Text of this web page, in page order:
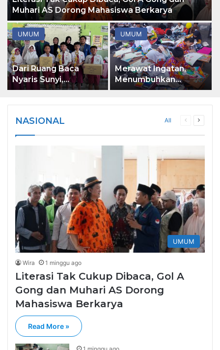
Muhari AS Dorong Mahasiswa Berkarya
UMUM
Dari Ruang Baca
Nyaris Sunyi,
Mahasiswa ITS
Bulang
UMUM
Merawat Ingatan,
Menumbuhkan
Kreativitas: Catatan
NASIONAL All
Previous
UMUM
Wira 1 minggu ago
Literasi Tak Cukup Dibaca, Gol A
Gong dan Muhari AS Dorong
Mahasiswa Berkarya
Read More »